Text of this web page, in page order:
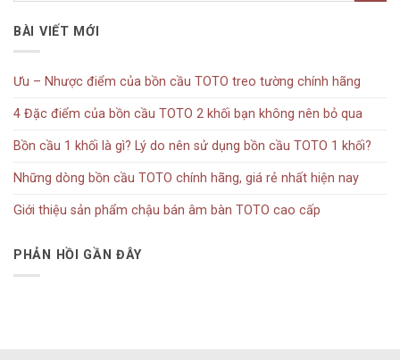
BÀI VIẾT MỚI
Ưu – Nhược điểm của bồn cầu TOTO treo tường chính hãng
4 Đặc điểm của bồn cầu TOTO 2 khối bạn không nên bỏ qua
Bồn cầu 1 khối là gì? Lý do nên sử dụng bồn cầu TOTO 1 khối?
Những dòng bồn cầu TOTO chính hãng, giá rẻ nhất hiện nay
Giới thiệu sản phẩm chậu bán âm bàn TOTO cao cấp
PHẢN HỒI GẦN ĐÂY